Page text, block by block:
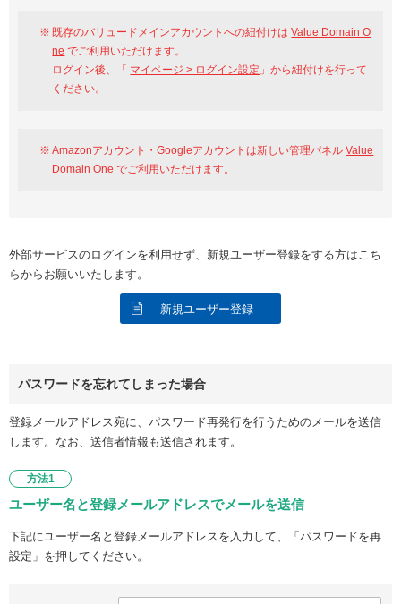
既存のバリュードメインアカウントへの紐付けはValue Domain O
ne でご利用いただけます。
ログイン後、「 マイページ > ログイン設定 」から紐付けを行って
ください。
Amazonアカウント・Googleアカウントは新しい管理パネルValue
Domain One でご利用いただけます。
外部サービスのログインを利用せず、新規ユーザー登録をする方はこち
らからお願いいたします。
新規ユーザー登録
パスワードを忘れてしまった場合
登録メールアドレス宛に、パスワード再発行を行うためのメールを送信
します。なお、送信者情報も送信されます。
方法1
ユーザー名と登録メールアドレスでメールを送信
下記にユーザー名と登録メールアドレスを入力して、「パスワードを再
設定」を押してください。